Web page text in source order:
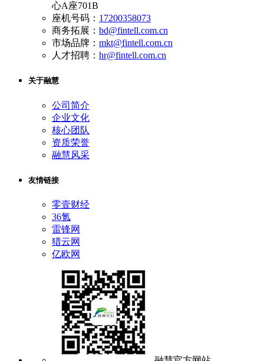
心A座701B
座机号码： 17200358073
商务拓展： bd@fintell.com.cn
市场品牌： mkt@fintell.com.cn
人才招聘： hr@fintell.com.cn
关于融慧
公司简介
企业文化
核心团队
资质荣誉
融慧风采
友情链接
零壹财经
36氪
雷锋网
猎云网
亿欧网